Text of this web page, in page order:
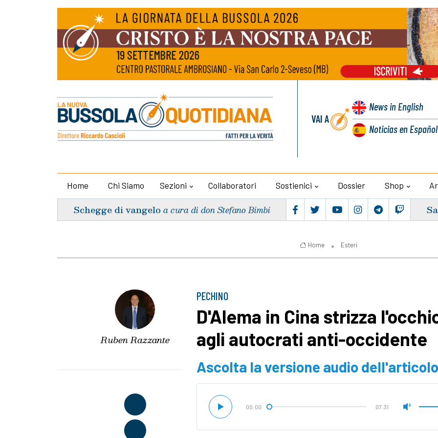
VAI A
Newsin English
Noticiasen Español
Home Chi Siamo Sezioni Collaboratori Sostienici Dossier Shop
Schegge di vangelo a cura di don Stefano Bimbi
Home Esteri
Ruben Razzante
PECHINO
D'Alema in Cina strizza
agli autocrati anti-occidente
Ascolta la versione audio dell'articolo
00:00 07:31